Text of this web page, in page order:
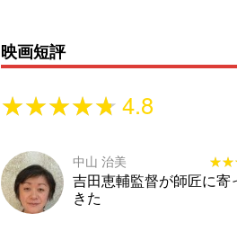
映画短評
★★★★★
★★★★★4.8
中山 治美
吉田恵輔監督が師匠に寄
きた